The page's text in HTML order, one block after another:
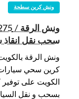
ونش كرين سطحة
سحب نقل انقاذ
ونش الرقة
كرين سحي
الكويت على
بسحب و نقل